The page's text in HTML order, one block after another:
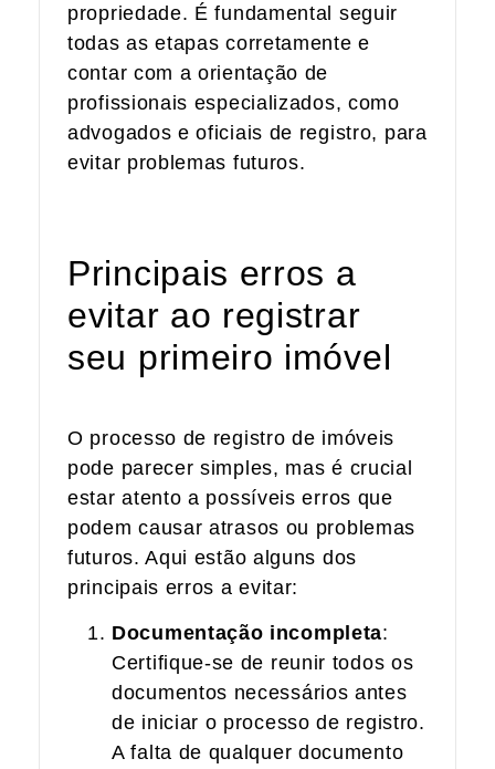
propriedade. É fundamental seguir
todas as etapas corretamente e
contar com a orientação de
profissionais especializados, como
advogados e oficiais de registro, para
evitar problemas futuros.
Principais erros a
evitar ao registrar
seu primeiro imóvel
O processo de registro de imóveis
pode parecer simples, mas é crucial
estar atento a possíveis erros que
podem causar atrasos ou problemas
futuros. Aqui estão alguns dos
principais erros a evitar:
Documentação incompleta:
Certifique-se de reunir todos os
documentos necessários antes
de iniciar o processo de registro.
A falta de qualquer documento